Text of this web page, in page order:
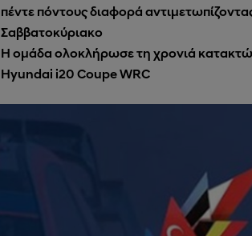
πέντε πόντους διαφορά
Σαββατοκύριακο
Η ομάδα ολοκλήρωσε τη χρονιά
Hyundai i20 Coupe WRC